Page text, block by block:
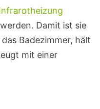
Damit ist sie
Badezimmer, hält
mit einer